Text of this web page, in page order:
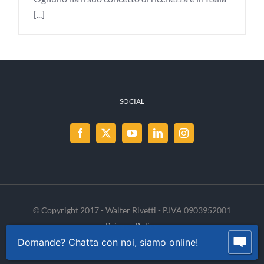
[...]
SOCIAL
© Copyright 2017 - Walter Rivetti - P.IVA 0903952001
Privacy Policy
Cookie Policy
INVENIA
Domande? Chatta con noi, siamo online!